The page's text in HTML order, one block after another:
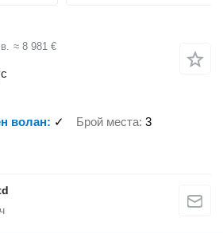
≈ 8 981 €
волан ✓ Брой места 3